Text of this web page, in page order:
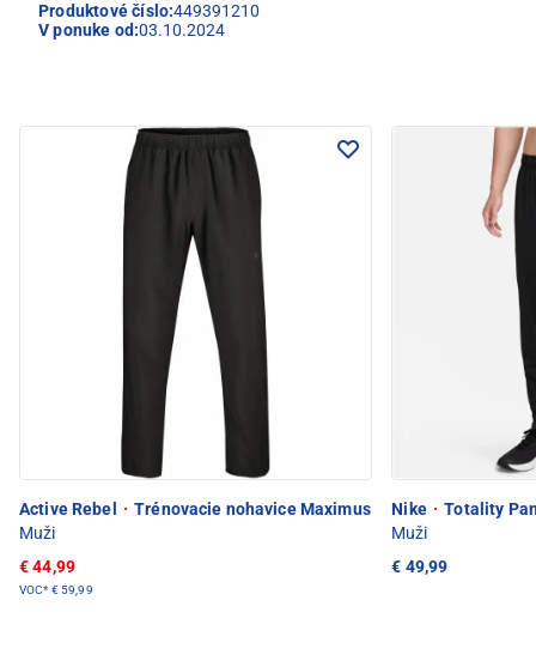
Produktové číslo:449391210
V ponuke od:03.10.2024
Active Rebel · Trénovacie nohavice Maximus
Muži
€ 44,99
VOC* € 59,99
Nike · Totality
Muži
€ 49,99